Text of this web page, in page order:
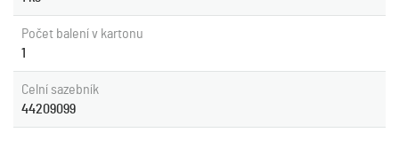
Počet balení v kartonu
1
Celní sazebník
44209099